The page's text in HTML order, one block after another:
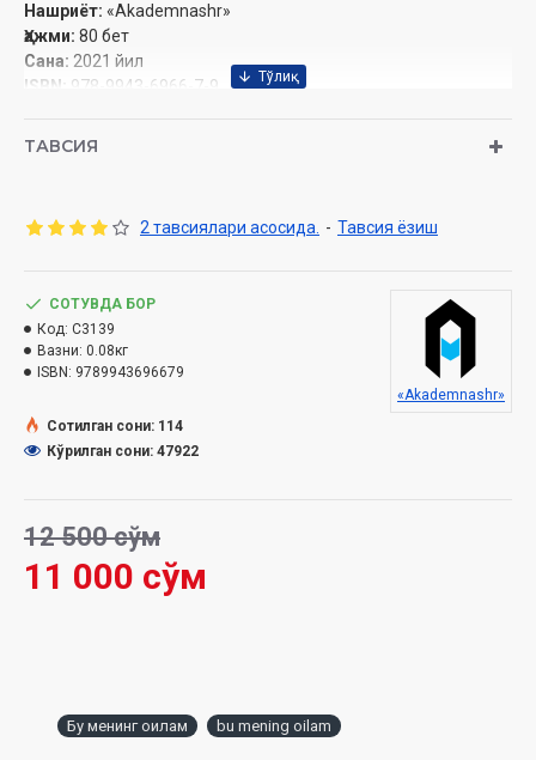
Нашриёт: «Akademnashr»
Ҳажми: 80 бет
Сана: 2021 йил
ISBN: 978-9943-6966-7-9
Муқоваси:
Сўзбоши
Хотима
Ҳаёт сабоқлари . Юлдуз Ҳасанова
ТАВСИЯ
2 тавсиялари асосида. - Тавсия ёзиш
11 000 сўм
12 500 сўм
СОТУВДА БОР
Код: C3139
Вазни: 0.08кг
ISBN: 9789943696679
«Akademnashr»
Сотилган сони: 114
Кўрилган сони: 47922
Бу менинг оилам bu mening oilam